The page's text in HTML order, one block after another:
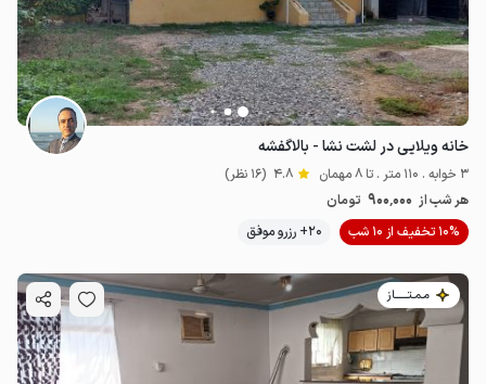
خانه ویلایی در لشت نشا - بالاگفشه
3 خوابه . 110 متر . تا 8 مهمان 4.8 (16 نظر)
هر شب از 900٬000 تومان
10% تخفیف از 10 شب
20+ رزرو موفق
مـمـتــــــاز